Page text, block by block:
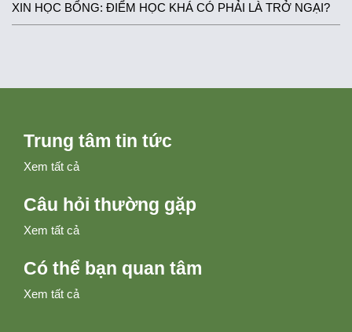
XIN HỌC BỔNG: ĐIỂM HỌC KHÁ CÓ PHẢI LÀ TRỞ NGẠI?
Trung tâm tin tức
Xem tất cả
Câu hỏi thường gặp
Xem tất cả
Có thể bạn quan tâm
Xem tất cả